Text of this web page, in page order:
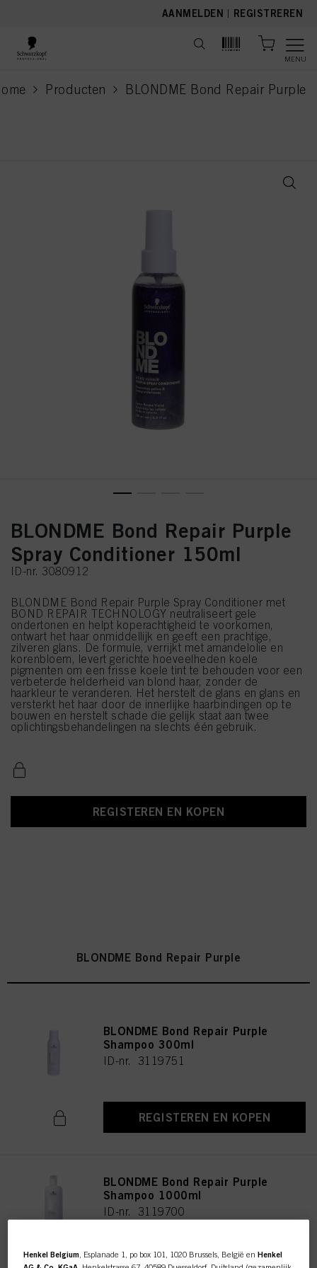
AANMELDEN | REGISTREREN
MENU
Producten BLONDME Bond Repair Purple
current page
BLONDME Bond Repair Purple
Spray Conditioner 150ml
ID-nr. 3080912
BLONDME Bond Repair Purple Spray Conditioner met
BOND REPAIR TECHNOLOGY neutraliseert gele
ondertonen en helpt koperachtigheid te voorkomen,
ontwart het haar onmiddellijk en geeft een prachtige,
zilveren glans. De formule, verrijkt met amandelolie en
korenbloem, levert gerichte hoeveelheden koele
pigmenten om een frisse koele tint te behouden voor een
verbeterde helderheid van blond haar, zonder de
haarkleur te veranderen. Het herstelt de glans en glans en
versterkt het haar door de innerlijke haarbindingen op te
bouwen en herstelt schade die gelijk staat aan twee
oplichtingsbehandelingen na slechts één gebruik.
REGISTEREN EN KOPEN
BLONDME Bond Repair Purple
BLONDME Bond Repair Purple
Shampoo 300ml
ID-nr. 3119751
REGISTEREN EN KOPEN
BLONDME Bond Repair Purple
Shampoo 1000ml
ID-nr. 3119700
Henkel Belgium , Esplanade 1, po box 101, 1020 Brussels, België enHenkel